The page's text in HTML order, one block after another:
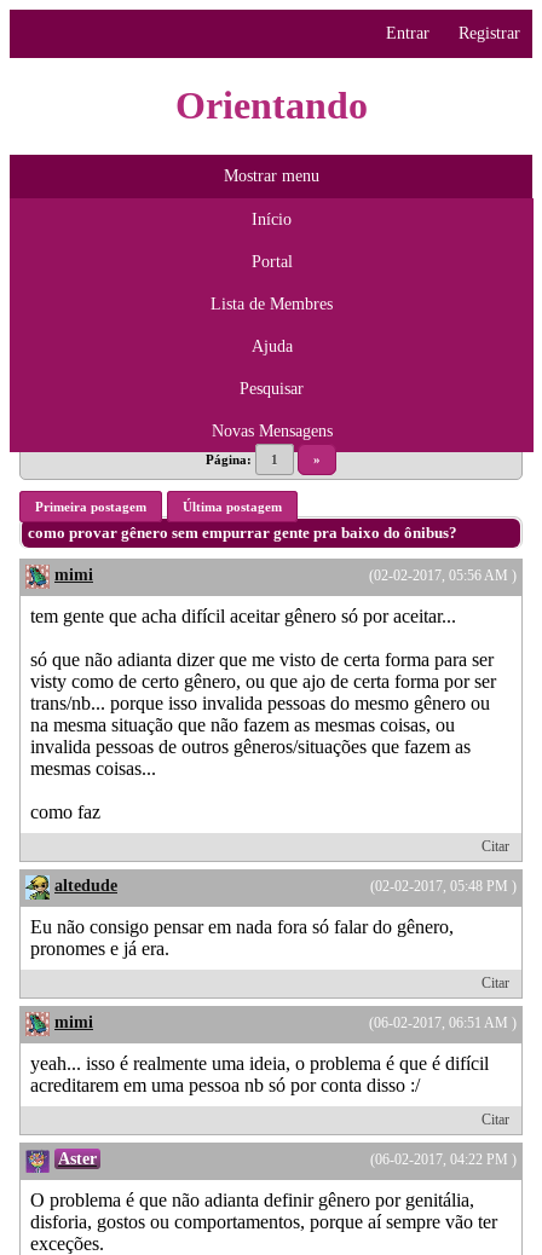
Entrar Registrar
Orientando
Mostrar menu
Início
Portal
Lista de Membres
Ajuda
Pesquisar
Novas Mensagens
Página: 1 »
Primeira postagem Última postagem
como provar gênero sem empurrar gente pra baixo do ônibus?
(02-02-2017, 05:56 AM )
mimi
tem gente que acha difícil aceitar gênero só por aceitar...
só que não adianta dizer que me visto de certa forma para ser
visty como de certo gênero, ou que ajo de certa forma por ser
trans/nb... porque isso invalida pessoas do mesmo gênero ou
na mesma situação que não fazem as mesmas coisas, ou
invalida pessoas de outros gêneros/situações que fazem as
mesmas coisas...
como faz
Citar
(02-02-2017, 05:48 PM )
altedude
Eu não consigo pensar em nada fora só falar do gênero,
pronomes e já era.
Citar
(06-02-2017, 06:51 AM )
mimi
yeah... isso é realmente uma ideia, o problema é que é difícil
acreditarem em uma pessoa nb só por conta disso :/
Citar
(06-02-2017, 04:22 PM )
Aster
O problema é que não adianta definir gênero por genitália,
disforia, gostos ou comportamentos, porque aí sempre vão ter
exceções.